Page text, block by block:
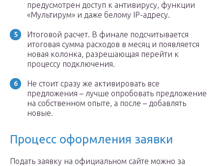
предусмотрен доступ к антивирусу, функции
«Мультирум» и даже белому IP-адресу.
Итоговой расчет. В финале подсчитывается
итоговая сумма расходов в месяц и появляется
новая колонка, разрешающая перейти к
процессу подключения.
Не стоит сразу же активировать все
предложения – лучше опробовать предложение
на собственном опыте, а после – добавлять
новые.
Процесс оформления заявки
Подать заявку на официальном сайте можно за